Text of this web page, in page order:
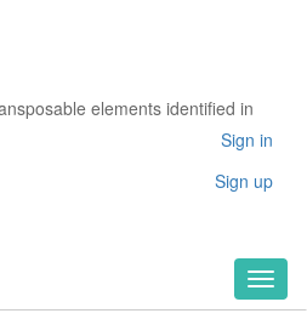
elements identified in
Sign in
Sign up